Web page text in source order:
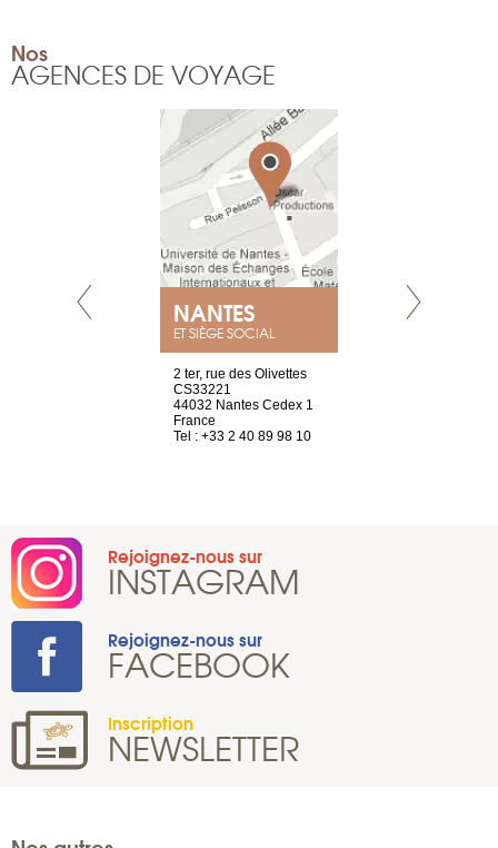
Nos
AGENCES DE VOYAGE
NANTES
ET SIÈGE SOCIAL
2 ter, rue des Olivettes
CS33221
44032 Nantes Cedex 1
France
Tel : +33 2 40 89 98 10
Rejoignez-nous sur
INSTAGRAM
Rejoignez-nous sur
FACEBOOK
Inscription
NEWSLETTER